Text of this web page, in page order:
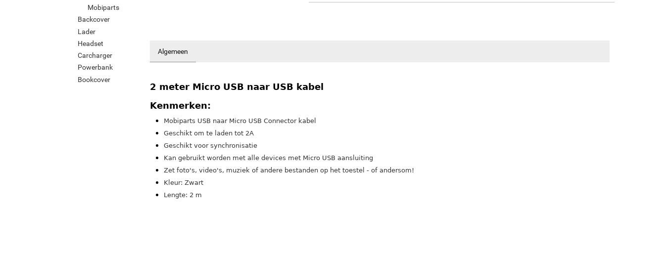
Mobiparts
Backcover
Lader
Headset
Carcharger
Powerbank
Bookcover
Algemeen
2 meter Micro USB naar USB kabel
Kenmerken:
Mobiparts USB naar Micro USB Connector kabel
Geschikt om te laden tot 2A
Geschikt voor synchronisatie
Kan gebruikt worden met alle devices met Micro USB aansluiting
Zet foto's, video's, muziek of andere bestanden op het toestel - of andersom!
Kleur: Zwart
Lengte: 2 m